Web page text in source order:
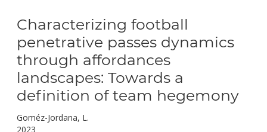
Characterizing football
penetrative passes dynamics
through affordances
landscapes: Towards a
definition of team hegemony
Goméz-Jordana, L.
2023